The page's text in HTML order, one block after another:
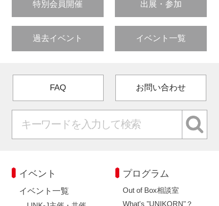
特別会員開催 出展・参加
過去イベント イベント一覧
FAQ お問い合わせ
イベント
イベント一覧
プログラム
Out of Box相談室
What's "UNIKORN"？